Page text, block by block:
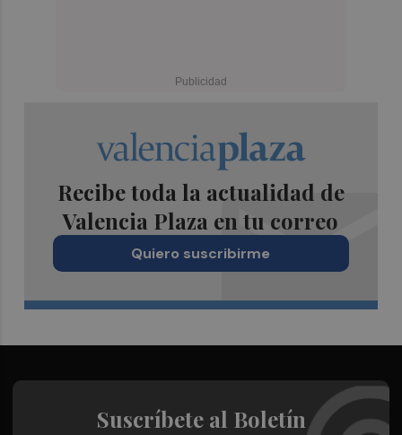
Recibe toda la actualidad de
Valencia Plaza en tu correo
Quiero suscribirme
Suscríbete al Boletín